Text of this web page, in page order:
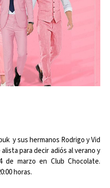
y sus hermanos Rodrigo y Vid
para decir adiós al verano y
de marzo en Club Chocolate.
horas.